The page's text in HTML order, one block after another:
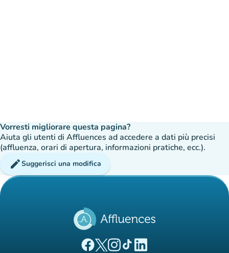
Vorresti migliorare questa pagina?
Aiuta gli utenti di Affluences ad accedere a dati più precisi
(affluenza, orari di apertura, informazioni pratiche, ecc.).
editSuggerisci una modifica
(nuova scheda)
(nuova scheda)
(nuova scheda)
(nuova scheda)